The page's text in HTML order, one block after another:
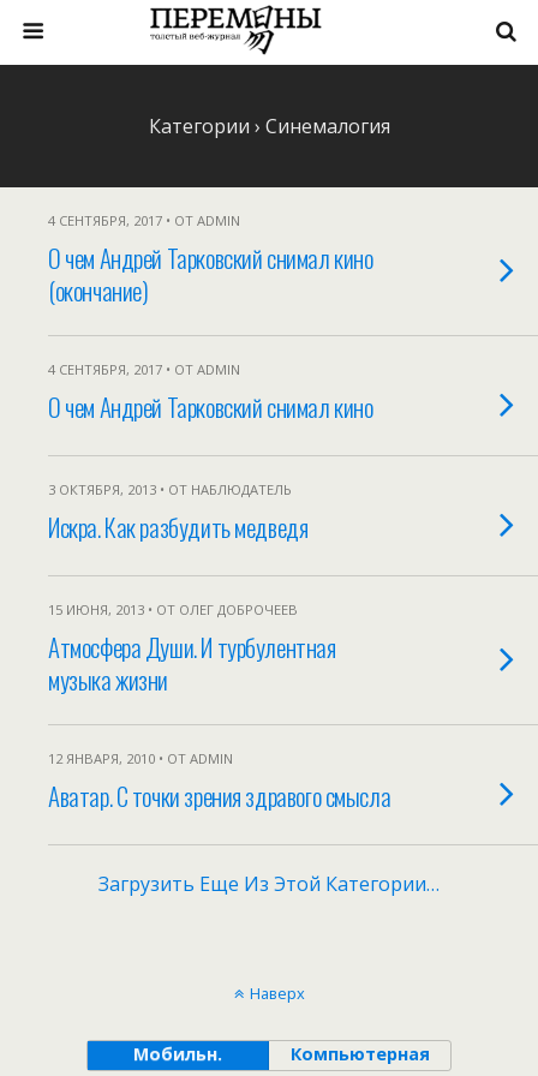
Категории › Синемалогия
4 СЕНТЯБРЯ, 2017 • ОТ ADMIN
О чем Андрей Тарковский снимал кино
(окончание)
4 СЕНТЯБРЯ, 2017 • ОТ ADMIN
О чем Андрей Тарковский снимал кино
3 ОКТЯБРЯ, 2013 • ОТ НАБЛЮДАТЕЛЬ
Искра. Как разбудить медведя
15 ИЮНЯ, 2013 • ОТ ОЛЕГ ДОБРОЧЕЕВ
Атмосфера Души. И турбулентная
музыка жизни
12 ЯНВАРЯ, 2010 • ОТ ADMIN
Аватар. С точки зрения здравого смысла
Загрузить Еще Из Этой Категории…
Наверх
Мобильн. Компьютерная